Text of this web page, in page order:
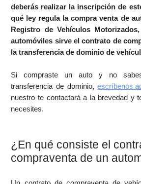
deberás realizar la inscripción de
qué ley regula la compra venta de
Registro de Vehículos
automóviles sirve el contrato de
la transferencia de dominio de
Si compraste un auto y no
transferencia de dominio,escríbenos
nuestro te contactará a la brevedad y
necesites.
¿En qué consiste el
compraventa de un